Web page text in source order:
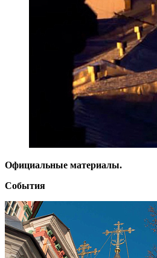
Официальные материалы.
События